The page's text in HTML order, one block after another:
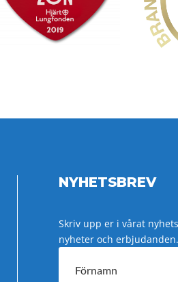
NYHETSBREV
Skriv upp er i vårat
nyheter och erbjudanden.